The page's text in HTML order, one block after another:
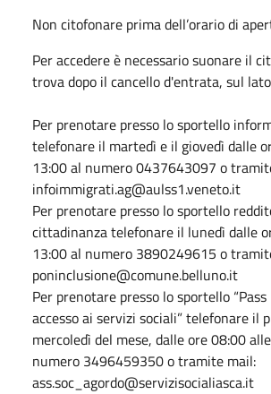
Non citofonare prima dell’orario di
Per accedere è necessario suonare il
trova dopo il cancello d'entrata, sul
Per prenotare presso lo sportello
telefonare il martedì e il giovedì dalle
13:00 al numero 0437643097 o
infoimmigrati.ag@aulss1.veneto.it
Per prenotare presso lo sportello
cittadinanza telefonare il lunedì dalle
13:00 al numero 3890249615 o
poninclusione@comune.belluno.it
Per prenotare presso lo sportello
accesso ai servizi sociali” telefonare il
mercoledì del mese, dalle ore 08:00
numero 3496459350 o tramite mail:
ass.soc_agordo@servizisocialiasca.it